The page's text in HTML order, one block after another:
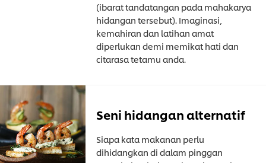
(ibarat tandatangan pada mahakarya
hidangan tersebut). Imaginasi,
kemahiran dan latihan amat
diperlukan demi memikat hati dan
citarasa tetamu anda.
Seni hidangan alternatif
Siapa kata makanan perlu
dihidangkan di dalam pinggan